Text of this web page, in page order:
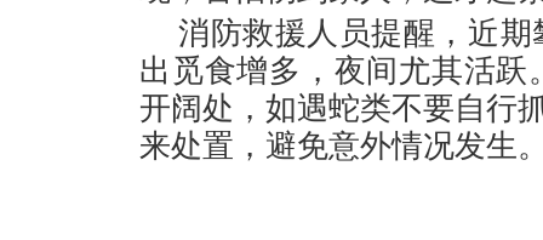
消防救援人员提醒，近
出觅食增多，夜间尤其活
开阔处，如遇蛇类不要自行
来处置，避免意外情况发生